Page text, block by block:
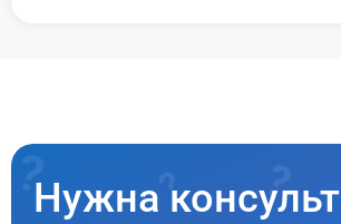
Нужна